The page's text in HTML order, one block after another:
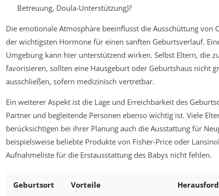
Betreuung, Doula-Unterstützung)?
Die emotionale Atmosphäre beeinflusst die Ausschüttung von
der wichtigsten Hormone für einen sanften Geburtsverlauf.
Umgebung kann hier unterstützend wirken. Selbst Eltern, die
favorisieren, sollten eine Hausgeburt oder Geburtshaus nicht
ausschließen, sofern medizinisch vertretbar.
Ein weiterer Aspekt ist die Lage und Erreichbarkeit des
Partner und begleitende Personen ebenso wichtig ist. Viele
berücksichtigen bei ihrer Planung auch die Ausstattung für
beispielsweise beliebte Produkte von Fisher-Price oder
Aufnahmeliste für die Erstausstattung des Babys nicht fehlen.
Geburtsort Vorteile